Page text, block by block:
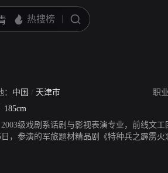
中国 / 天津市 职业
185cm
级戏剧系话剧与影视表演专业，前线文
，参演的军旅题材精品剧《特种兵之霹雳
》播出，在剧中饰演在基层担任了八年班长
疑刑侦剧《罚罪》播出，在剧中饰演赵家手